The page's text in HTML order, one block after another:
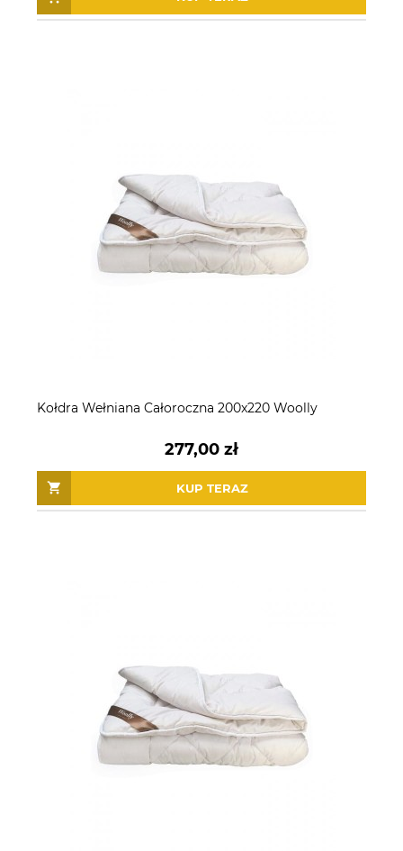
Kołdra Wełniana Całoroczna 200x220 Woolly
277,00 zł
KUP TERAZ